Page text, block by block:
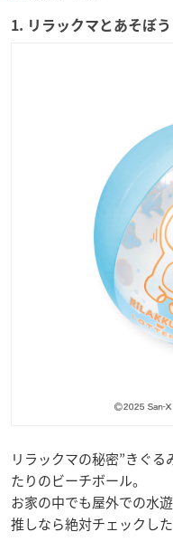
1. リラックマとあそぼ
リラックマの秘密”きぐ
たりのビーチボール。
お家の中でも屋外での水
推しなら絶対チェックし